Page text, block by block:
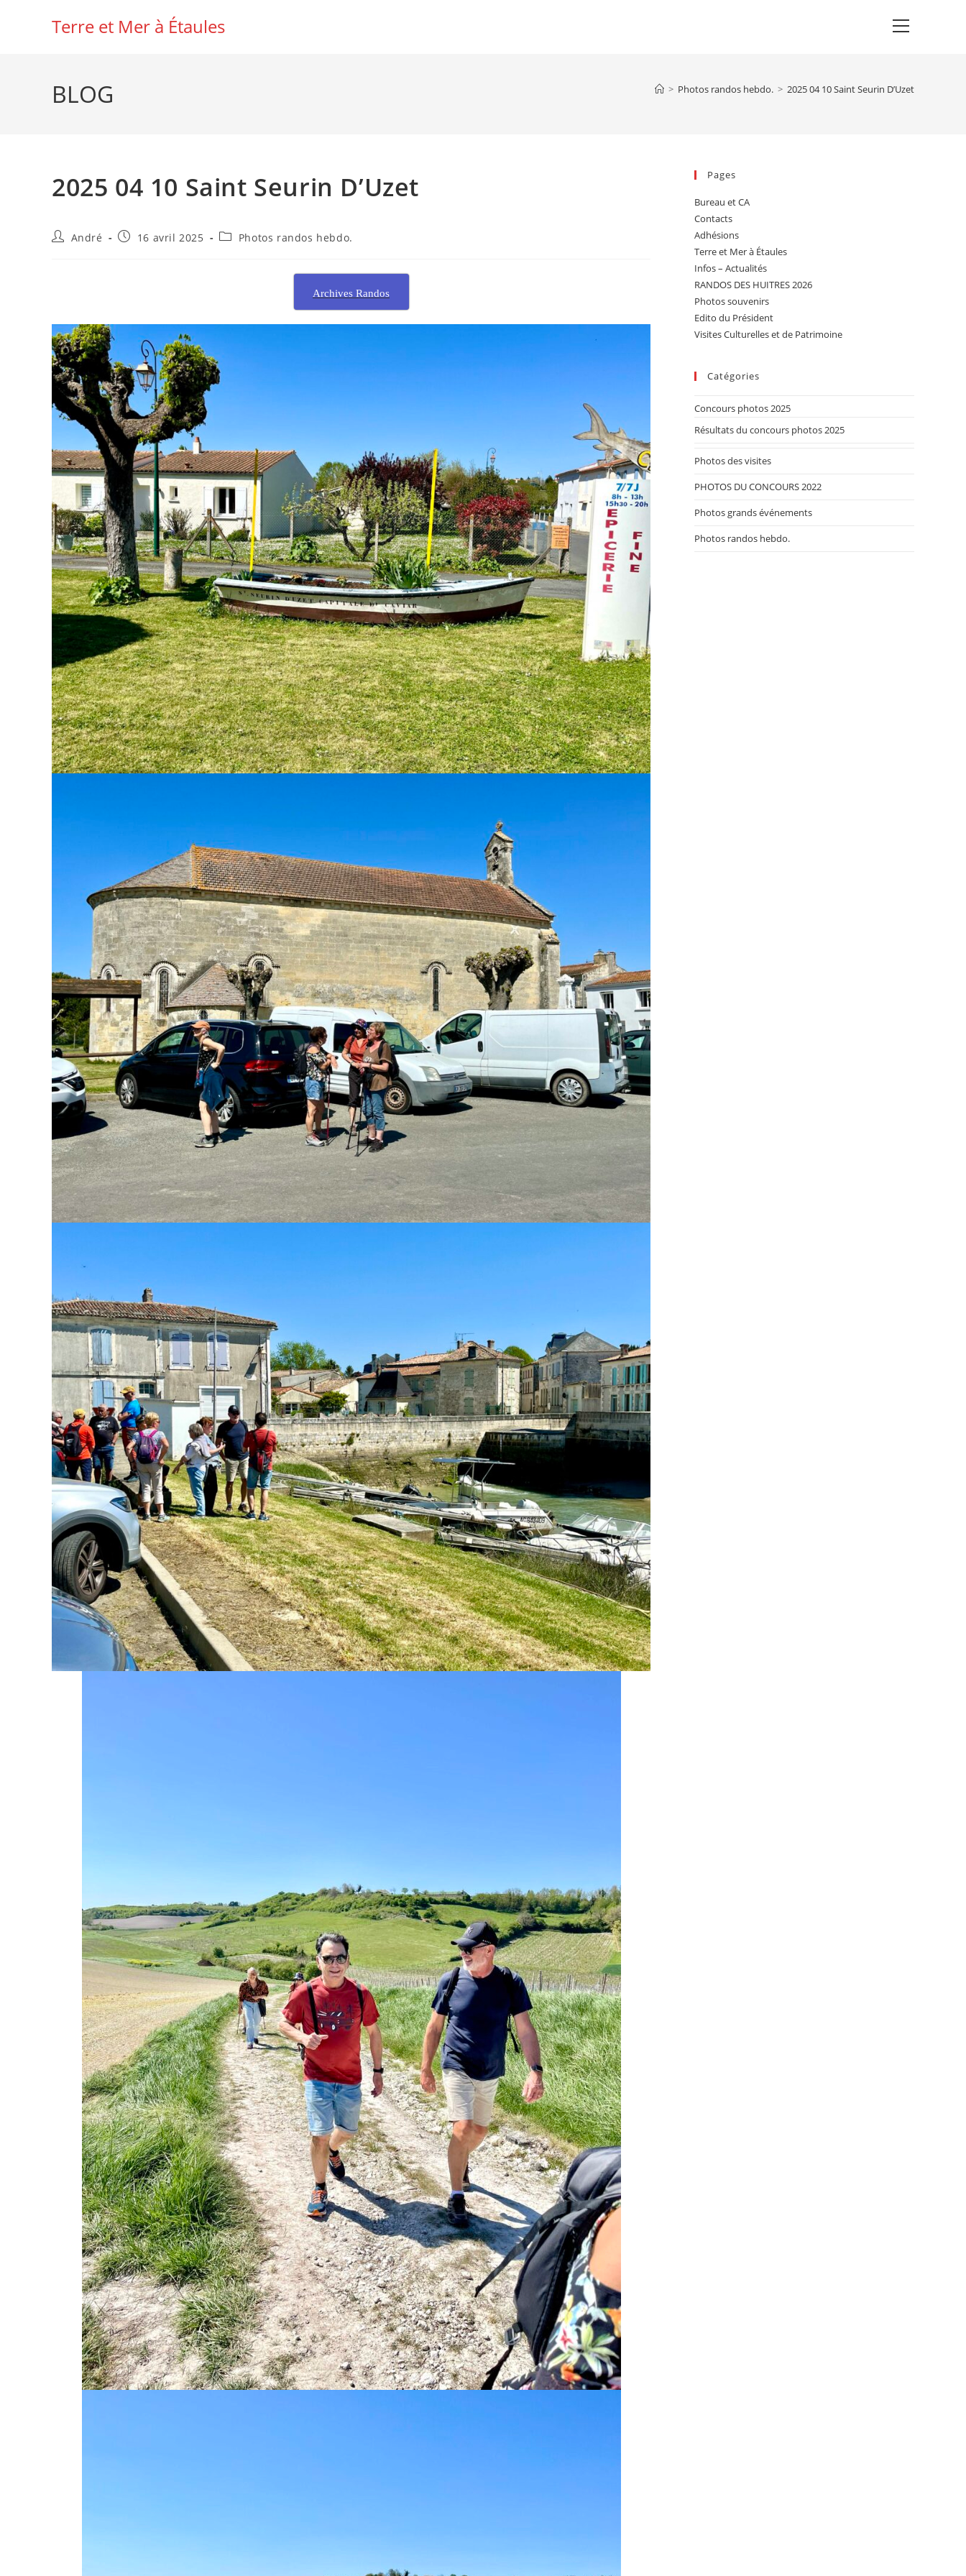
Terre et Mer à Étaules
Main
BLOG > Photos randos hebdo. > 2025 04 10 Saint Seurin D’Uzet
2025 04 10 Saint Seurin D’Uzet
Auteur/autrice
André
Publication
16 avril 2025
PostPhotos randos hebdo.
Archives Randos
Pages
Bureau et CA
Contacts
Adhésions
Terre et Mer à Étaules
Infos – Actualités
RANDOS DES HUITRES 2026
Photos souvenirs
Edito du Président
Visites Culturelles et de Patrimoine
Catégories
Concours photos 2025
Résultats du concours photos 2025
Photos des visites
PHOTOS DU CONCOURS 2022
Photos grands événements
Photos randos hebdo.